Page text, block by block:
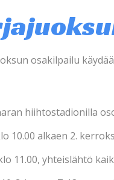
osakilpailu
hiihtostadionilla
10.00 alkaen 2.
11.00, yhteislähtö